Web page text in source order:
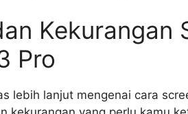
Kekurangan
Pro
lebih lanjut mengenai cara